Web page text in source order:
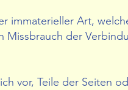
immaterieller Art,
der
vor, Teile der Seiten